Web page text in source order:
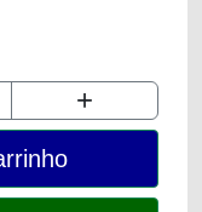
+